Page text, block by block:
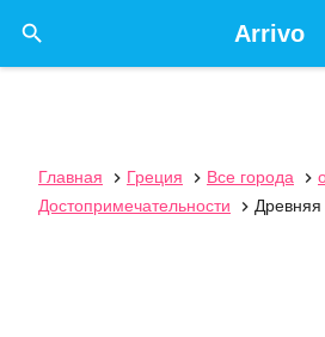
Arrivo

Главная  Греция  Все города 
Достопримечательности
 Древняя